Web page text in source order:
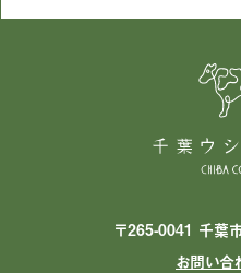
〒265-0041 千葉
お問い合